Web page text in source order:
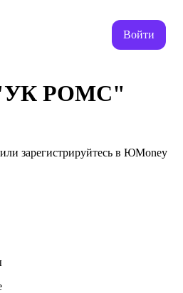
Войти
РОМС"
зарегистрируйтесь в ЮMoney